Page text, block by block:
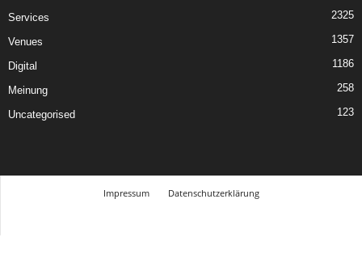
Services 2325
Venues 1357
Digital 1186
Meinung 258
Uncategorised 123
Impressum
Datenschutzerklärung